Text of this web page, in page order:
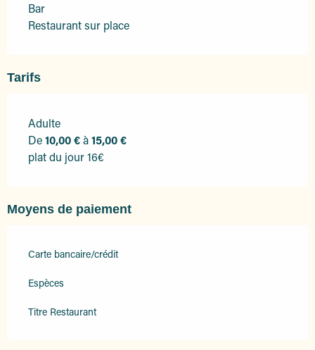
Bar
Restaurant sur place
Tarifs
Tarifs 2026
Adulte
De10,00 €à15,00 €
plat du jour 16€
Moyens de paiement
Carte bancaire/crédit
Espèces
Titre Restaurant